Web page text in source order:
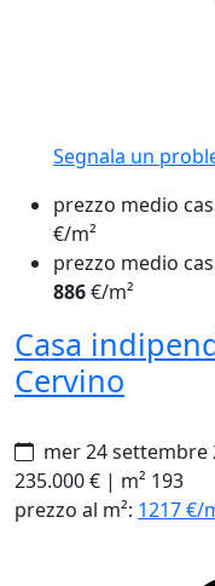
Segnala un
prezzo medio
€/m²
prezzo medio
886€/m²
Casa
Cervino
mer 24 settembre
235.000 € | m² 193
prezzo al m²: 1217 €/